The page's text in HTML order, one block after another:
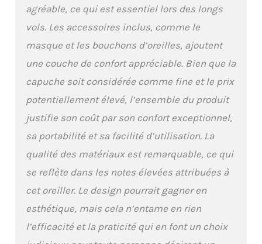
Confortable et respirant
: notre coussin de nuque
pour voyage est
recouvert d'un tissu
transpiration et super
doux pour vous garder au
housse de coussin
lavable en machine vous
frais à chaque voyage.
Contrairement aux
forme de U, Maxzeker
est lavable en machine
sorte que vous pouvez le
garder frais pour chaque
aventure. Mousse à
agréable, ce qui est essentiel lors des longs
vols. Les accessoires inclus, comme le
masque et les bouchons d’oreilles, ajoutent
une couche de confort appréciable. Bien que la
capuche soit considérée comme fine et le prix
potentiellement élevé, l’ensemble du produit
justifie son coût par son confort exceptionnel,
sa portabilité et sa facilité d’utilisation. La
qualité des matériaux est remarquable, ce qui
se reflète dans les notes élevées attribuées à
cet oreiller. Le design pourrait gagner en
esthétique, mais cela n’entame en rien
l’efficacité et la praticité qui en font un choix